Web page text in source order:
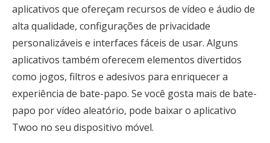
aplicativos que ofereçam recursos de vídeo e áudio de
alta qualidade, configurações de privacidade
personalizáveis ​​e interfaces fáceis de usar. Alguns
aplicativos também oferecem elementos divertidos
como jogos, filtros e adesivos para enriquecer a
experiência de bate-papo. Se você gosta mais de bate-
papo por vídeo aleatório, pode baixar o aplicativo
Twoo no seu dispositivo móvel.